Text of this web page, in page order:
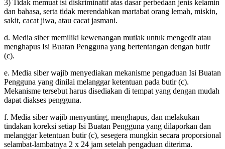
3) Tidak memuat isi diskriminatif atas dasar perbedaan jenis kelamin
dan bahasa, serta tidak merendahkan martabat orang lemah, miskin,
sakit, cacat jiwa, atau cacat jasmani.
d. Media siber memiliki kewenangan mutlak untuk mengedit atau
menghapus Isi Buatan Pengguna yang bertentangan dengan butir
(c).
e. Media siber wajib menyediakan mekanisme pengaduan Isi Buatan
Pengguna yang dinilai melanggar ketentuan pada butir (c).
Mekanisme tersebut harus disediakan di tempat yang dengan mudah
dapat diakses pengguna.
f. Media siber wajib menyunting, menghapus, dan melakukan
tindakan koreksi setiap Isi Buatan Pengguna yang dilaporkan dan
melanggar ketentuan butir (c), sesegera mungkin secara proporsional
selambat-lambatnya 2 x 24 jam setelah pengaduan diterima.